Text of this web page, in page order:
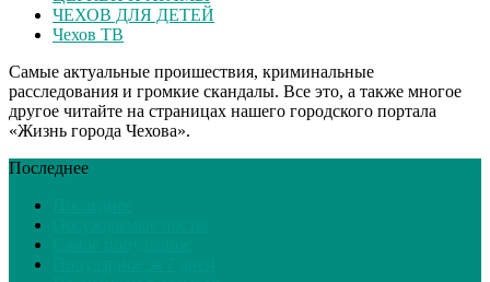
ЧЕХОВ ДЛЯ ДЕТЕЙ
Чехов ТВ
Самые актуальные проишествия, криминальные
расследования и громкие скандалы. Все это, а также многое
другое читайте на страницах нашего городского портала
«Жизнь города Чехова».
Последнее